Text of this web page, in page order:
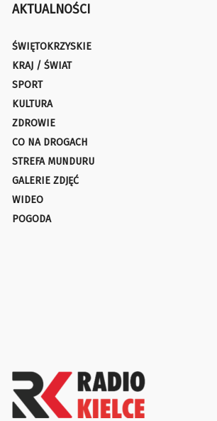
AKTUALNOŚCI
ŚWIĘTOKRZYSKIE
KRAJ / ŚWIAT
SPORT
KULTURA
ZDROWIE
CO NA DROGACH
STREFA MUNDURU
GALERIE ZDJĘĆ
WIDEO
POGODA